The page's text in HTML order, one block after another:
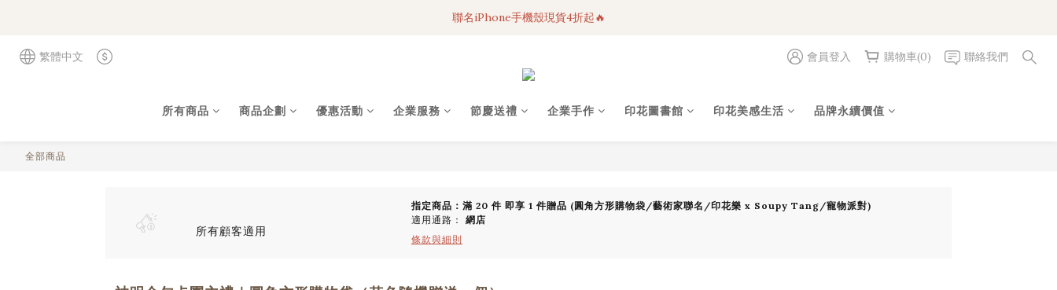
3C科技好物｜任選2件95折！
聯名iPhone手機殼現貨4折起🔥
繁體中文 會員登入 購物車(0) 聯絡我們
所有商品 商品企劃 優惠活動 企業服務 節慶送禮 企業手作 印花圖書館 印花美感生活 品牌永續價值
全部商品
所有顧客適用
指定商品：滿 20 件 即享 1 件贈品 (圓角方形購物袋/藝術家聯名/印花樂 x Soupy Tang/寵物派對)
適用通路： 網店
條款與細則